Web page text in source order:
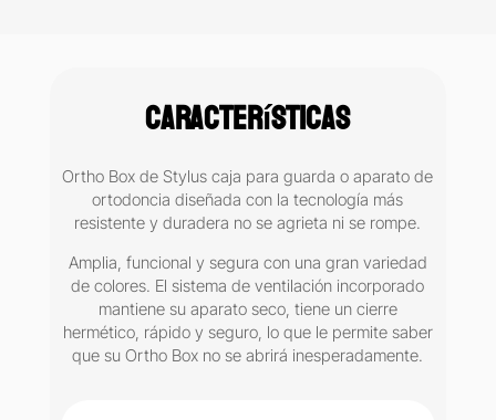
Características
Ortho Box de Stylus caja para guarda o aparato de
ortodoncia diseñada con la tecnología más
resistente y duradera no se agrieta ni se rompe.
Amplia, funcional y segura con una gran variedad
de colores. El sistema de ventilación incorporado
mantiene su aparato seco, tiene un cierre
hermético, rápido y seguro, lo que le permite saber
que su Ortho Box no se abrirá inesperadamente.